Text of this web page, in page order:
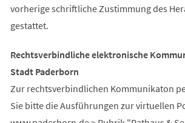
vorherige schriftliche Zustimmung des
gestattet.
Rechtsverbindliche elektronische
Stadt Paderborn
Zur rechtsverbindlichen Kommunikaton
Sie bitte die Ausführungen zur virtuellen